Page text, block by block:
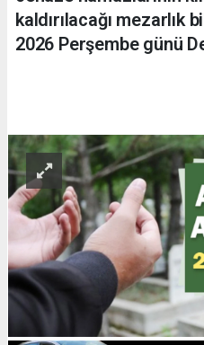
kaldırılacağı mezarlık
2026 Perşembe günü